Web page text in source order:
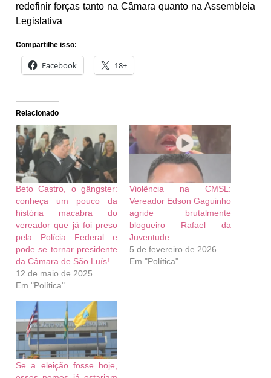
redefinir forças tanto na Câmara quanto na Assembleia
Legislativa
Compartilhe isso:
Facebook 18+
Relacionado
Beto Castro, o gângster:
conheça um pouco da
história macabra do
vereador que já foi preso
pela Polícia Federal e
pode se tornar presidente
da Câmara de São Luís!
12 de maio de 2025
Em "Política"
Violência na CMSL:
Vereador Edson Gaguinho
agride brutalmente
blogueiro Rafael da
Juventude
5 de fevereiro de 2026
Em "Política"
Se a eleição fosse hoje,